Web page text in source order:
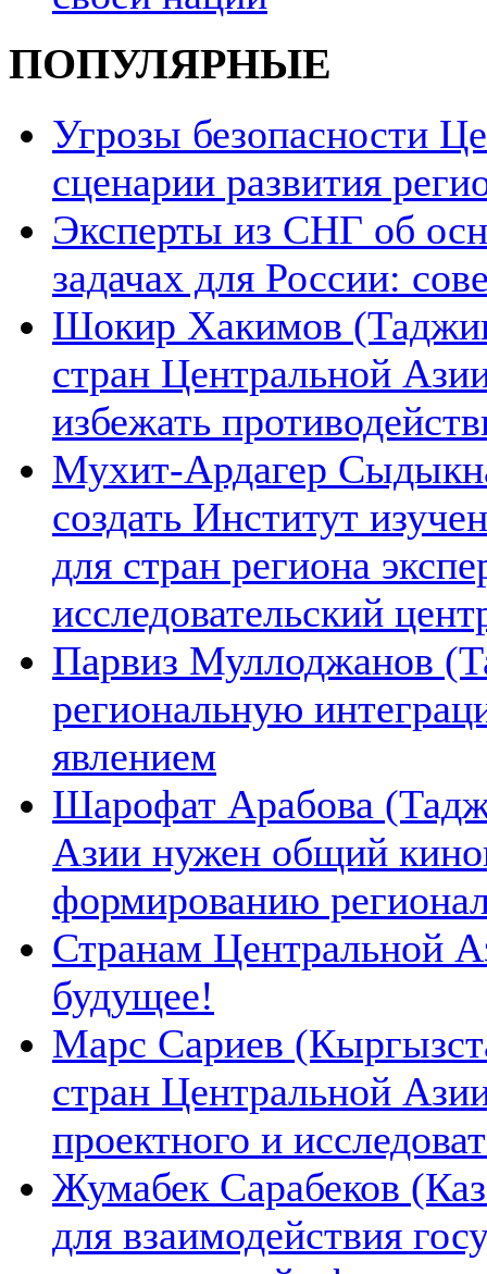
ПОПУЛЯРНЫЕ
Угрозы безопасности
сценарии развития
Эксперты из СНГ об
задачах для России:
Шокир Хакимов
стран Центральной
избежать
Мухит-Ардагер
создать Институт
для стран региона
исследовательский
Парвиз Муллоджанов
региональную
явлением
Шарофат Арабова
Азии нужен общий
формированию
Странам Центральной
будущее!
Марс Сариев
стран Центральной
проектного и
Жумабек Сарабеков
для взаимодействия